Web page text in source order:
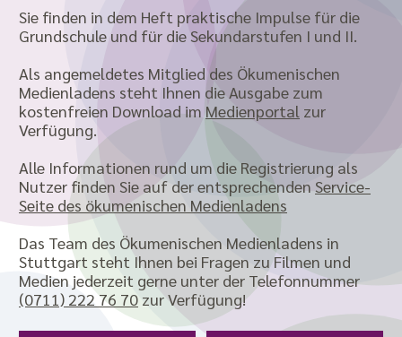
Sie finden in dem Heft praktische Impulse für die
Grundschule und für die Sekundarstufen I und II.
Als angemeldetes Mitglied des Ökumenischen
Medienladens steht Ihnen die Ausgabe zum
kostenfreien Download im Medienportal zur
Verfügung.
Alle Informationen rund um die Registrierung als
Nutzer finden Sie auf der entsprechenden Service-
Seite des ökumenischen Medienladens
Das Team des Ökumenischen Medienladens in
Stuttgart steht Ihnen bei Fragen zu Filmen und
Medien jederzeit gerne unter der Telefonnummer
(0711) 222 76 70 zur Verfügung!